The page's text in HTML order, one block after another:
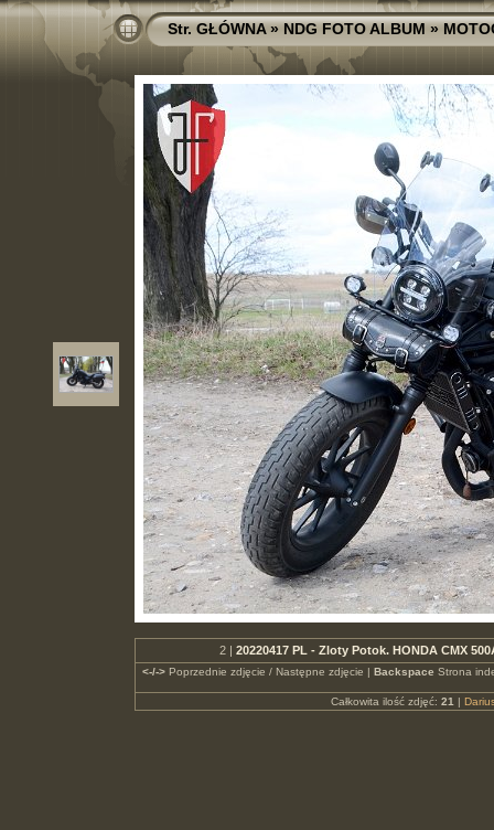
Str. GŁÓWNA»NDG FOTO ALBUM»
2 | 20220417 PL - Zloty Potok. HONDA CMX
<-/->Poprzednie zdjęcie / Następne zdjęcie | Backspace Strona
Całkowita ilość zdjęć: 21 |